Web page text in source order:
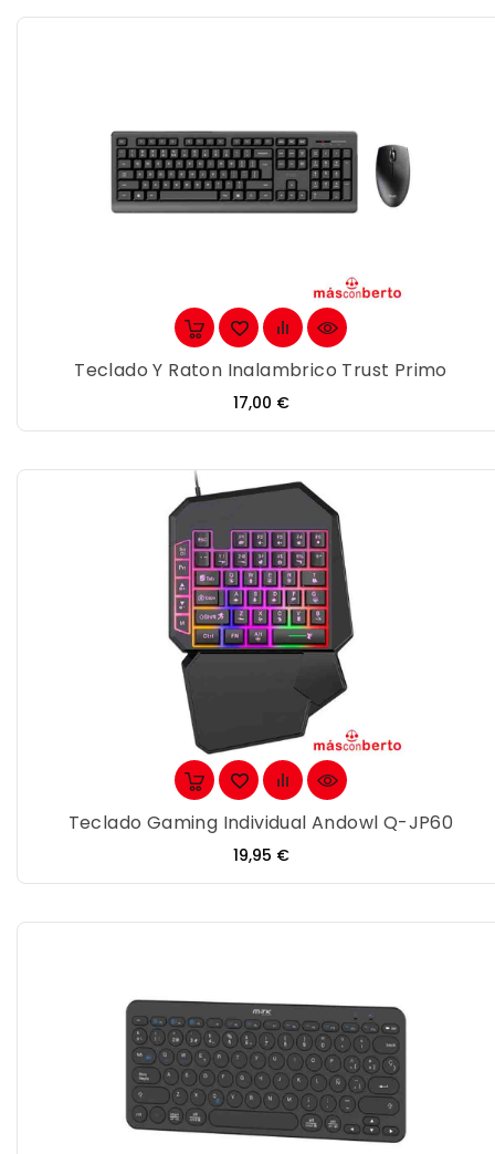
Teclado Y Raton Inalambrico Trust Primo
Precio
17,00 €
Teclado Gaming Individual Andowl Q-JP60
Precio
19,95 €